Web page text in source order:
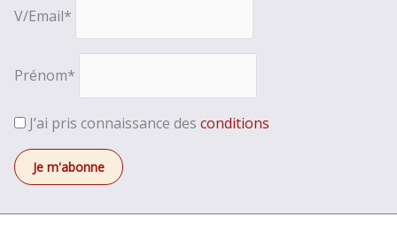
V/Email*
Prénom*
J’ai pris connaissance des conditions